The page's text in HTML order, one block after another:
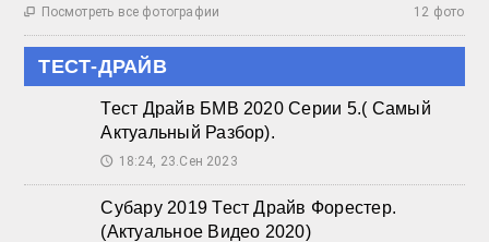
12 фото
 Посмотреть все фотографии
ТЕСТ-ДРАЙВ
Тест Драйв БМВ 2020 Серии 5.( Самый
Актуальный Разбор).
🕔 18:24, 23.Сен 2023
Субару 2019 Тест Драйв Форестер.
(Актуальное Видео 2020)